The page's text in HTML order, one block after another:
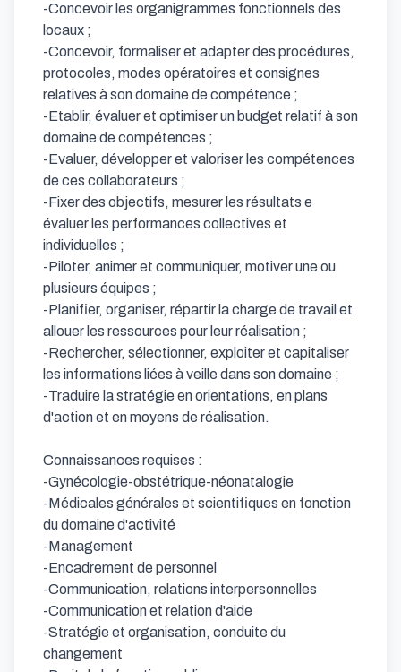
-Concevoir les organigrammes fonctionnels des
locaux ;
-Concevoir, formaliser et adapter des procédures,
protocoles, modes opératoires et consignes
relatives à son domaine de compétence ;
-Etablir, évaluer et optimiser un budget relatif à son
domaine de compétences ;
-Evaluer, développer et valoriser les compétences
de ces collaborateurs ;
-Fixer des objectifs, mesurer les résultats e
évaluer les performances collectives et
individuelles ;
-Piloter, animer et communiquer, motiver une ou
plusieurs équipes ;
-Planifier, organiser, répartir la charge de travail et
allouer les ressources pour leur réalisation ;
-Rechercher, sélectionner, exploiter et capitaliser
les informations liées à veille dans son domaine ;
-Traduire la stratégie en orientations, en plans
d'action et en moyens de réalisation.
Connaissances requises :
-Gynécologie-obstétrique-néonatalogie
-Médicales générales et scientifiques en fonction
du domaine d'activité
-Management
-Encadrement de personnel
-Communication, relations interpersonnelles
-Communication et relation d'aide
-Stratégie et organisation, conduite du
changement